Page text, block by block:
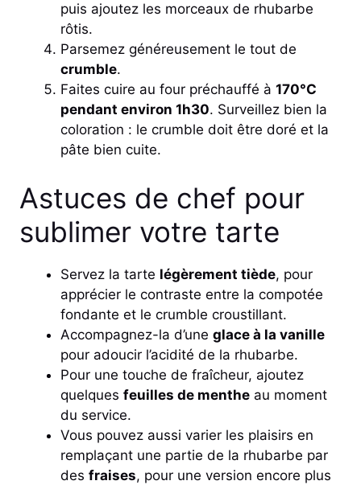
puis ajoutez les morceaux de rhubarbe
rôtis.
Parsemez généreusement le tout de
crumble.
Faites cuire au four préchauffé à 170°C
pendant environ 1h30. Surveillez bien la
coloration : le crumble doit être doré et la
pâte bien cuite.
Astuces de chef pour
sublimer votre tarte
Servez la tarte légèrement tiède, pour
apprécier le contraste entre la compotée
fondante et le crumble croustillant.
Accompagnez-la d’une glace à la vanille
pour adoucir l’acidité de la rhubarbe.
Pour une touche de fraîcheur, ajoutez
quelques feuilles de menthe au moment
du service.
Vous pouvez aussi varier les plaisirs en
remplaçant une partie de la rhubarbe par
des fraises, pour une version encore plus